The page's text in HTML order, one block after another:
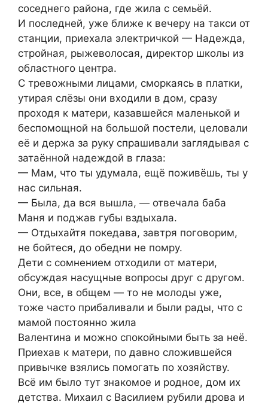
соседнего района, где жила с семьёй.
И последней, уже ближе к вечеру на такси от
станции, приехала электричкой — Надежда,
стройная, рыжеволосая, директор школы из
областного центра.
С тревожными лицами, сморкаясь в платки,
утирая слёзы они входили в дом, сразу
проходя к матери, казавшейся маленькой и
беспомощной на большой постели, целовали
её и держа за руку спрашивали заглядывая с
затаённой надеждой в глаза:
— Мам, что ты удумала, ещё поживёшь, ты у
нас сильная.
— Была, да вся вышла, — отвечала баба
Маня и поджав губы вздыхала.
— Отдыхайтя покедава, завтря поговорим,
не бойтеся, до обедни не помру.
Дети с сомнением отходили от матери,
обсуждая насущные вопросы друг с другом.
Они, все, в общем — то не молоды уже,
тоже часто прибаливали и были рады, что с
мамой постоянно жила
Валентина и можно спокойными быть за неё.
Приехав к матери, по давно сложившейся
привычке взялись помогать по хозяйству.
Всё им было тут знакомое и родное, дом их
детства. Михаил с Василием рубили дрова и